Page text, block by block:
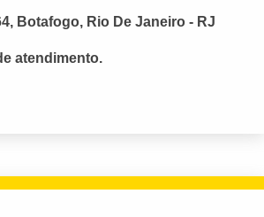
Botafogo, Rio De Janeiro - RJ
atendimento.